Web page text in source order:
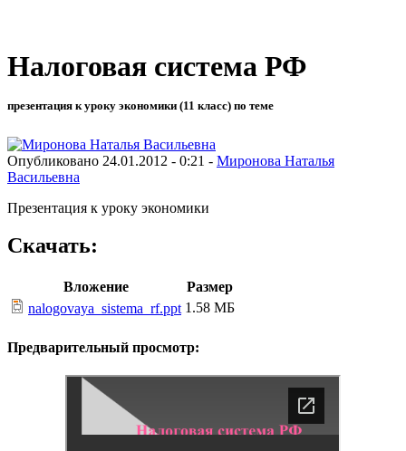
Налоговая система РФ
презентация к уроку экономики (11 класс) по теме
Опубликовано 24.01.2012 - 0:21 - Миронова Наталья
Васильевна
Презентация к уроку экономики
Скачать:
Вложение
Размер
nalogovaya_sistema_rf.ppt 1.58 МБ
Предварительный просмотр: